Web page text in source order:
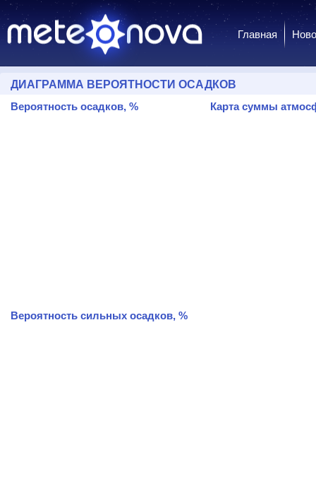
Главная
ДИАГРАММА ВЕРОЯТНОСТИ ОСАДКОВ
Вероятность осадков, %
Вероятность сильных осадков, %
Карта суммы